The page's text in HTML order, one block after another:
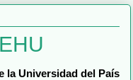
la Universidad del País